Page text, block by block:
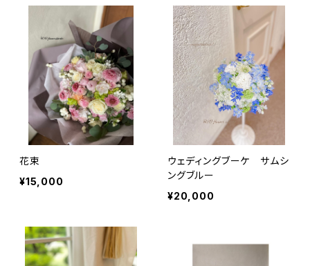
花束
¥15,000
ウェディングブーケ サムシ
ングブルー
¥20,000